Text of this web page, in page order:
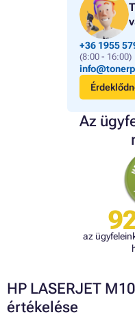
+36 1955
(8:00 - 16:00)
Az
az
HP LASERJET
értékelése